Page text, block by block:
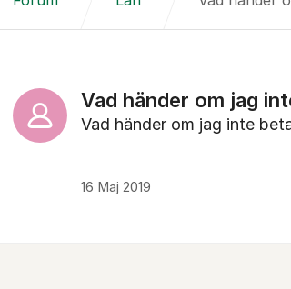
Vad händer om jag
Vad händer om jag inte
16 Maj 2019